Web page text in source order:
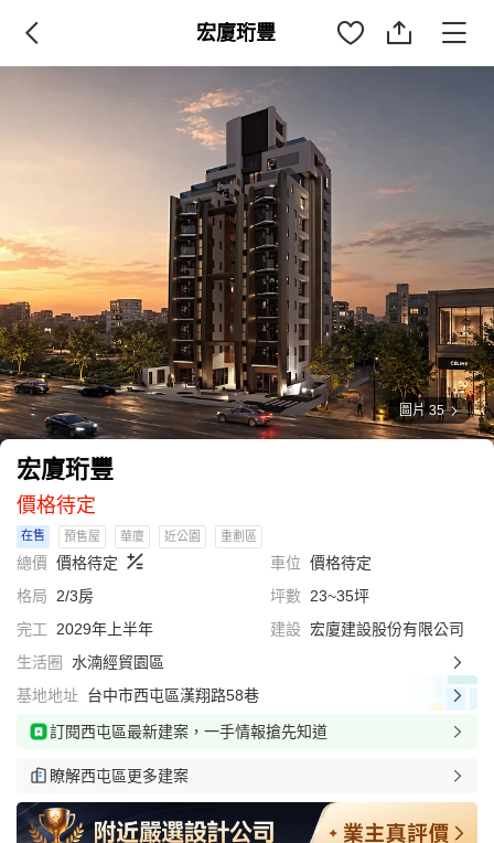
宏廈珩豐
圖片 35
宏廈珩豐
價格待定
在售 預售屋 華廈 近公園 重劃區
總價 價格待定 車位 價格待定
格局 2/3房 坪數 23~35坪
完工 2029年上半年 建設 宏廈建設股份有限公司
生活圈
水湳經貿園區
基地地址 台中市西屯區漢翔路58巷
訂閱西屯區最新建案，一手情報搶先知道
瞭解西屯區更多建案